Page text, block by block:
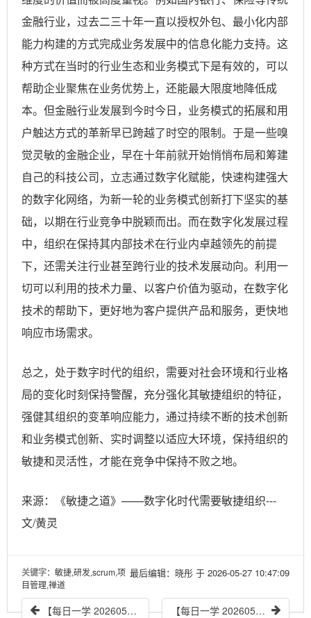
金融行业，过去二三十年一直以授权外包、最小化内部
能力构建的方式完成业务发展中的信息化能力支持。这
种方式在当时的行业生态和业务模式下是有效的，可以
帮助企业聚焦在业务优势上，还能最大限度地降低成
本。但金融行业发展到今时今日，业务模式的拓展和用
户触达方式的革新早已跨越了时空的限制。于是一些嗅
觉灵敏的金融企业，早在十年前就开始悄悄布局和筹建
自己的科技公司，立志通过数字化赋能，快速构建强大
的数字化网络，为新一轮的业务模式创新打下坚实的基
础，以期在行业竞争中脱颖而出。而在数字化发展过程
中，组织在保持其内部技术在行业内卓越领先的前提
下，还需关注行业甚至跨行业的技术发展动向。利用一
切可以利用的技术力量、以客户价值为驱动，在数字化
技术的帮助下，更好地为客户提供产品和服务，更快地
响应市场需求。
总之，处于数字时代的组织，需要对社会环境和行业格
局的变化时刻保持警醒，充分强化其敏捷组织的特征，
强健其组织的变革响应能力，通过持续不断的技术创新
和业务模式创新、实时调整以适应大环境，保持组织的
敏捷和灵活性，才能在竞争中保持不败之地。
来源：《敏捷之道》——数字化时代需要敏捷组织---
文/黄灵
最后编辑：晓彤 于 2026-05-27 10:47:09
关键字：敏捷,研发,scrum,项
目管理,禅道
【每日一学 20260522】企业价值创造和实现业务流程 【每日一学 20260527】IPD的基础框架（一）